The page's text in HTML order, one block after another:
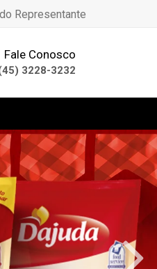
Representante
Fale Conosco
3228-3232